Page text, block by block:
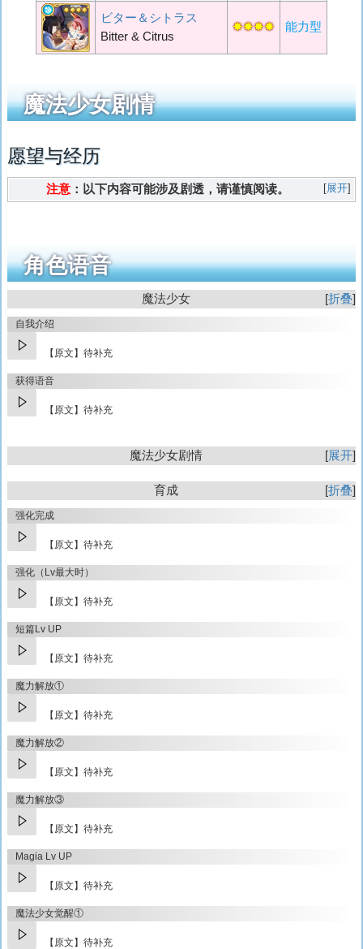
ビター＆シトラス
Bitter & Citrus
✸✸✸✸ 能力型
魔法少女剧情
愿望与经历
展开
注意 ：以下内容可能涉及剧透，请谨慎阅读。
角色语音
折叠
魔法少女
自我介绍
【原文】待补充
获得语音
【原文】待补充
展开
魔法少女剧情
折叠
育成
强化完成
【原文】待补充
强化（Lv最大时）
【原文】待补充
短篇Lv UP
【原文】待补充
魔力解放①
【原文】待补充
魔力解放②
【原文】待补充
魔力解放③
【原文】待补充
Magia Lv UP
【原文】待补充
魔法少女觉醒①
【原文】待补充